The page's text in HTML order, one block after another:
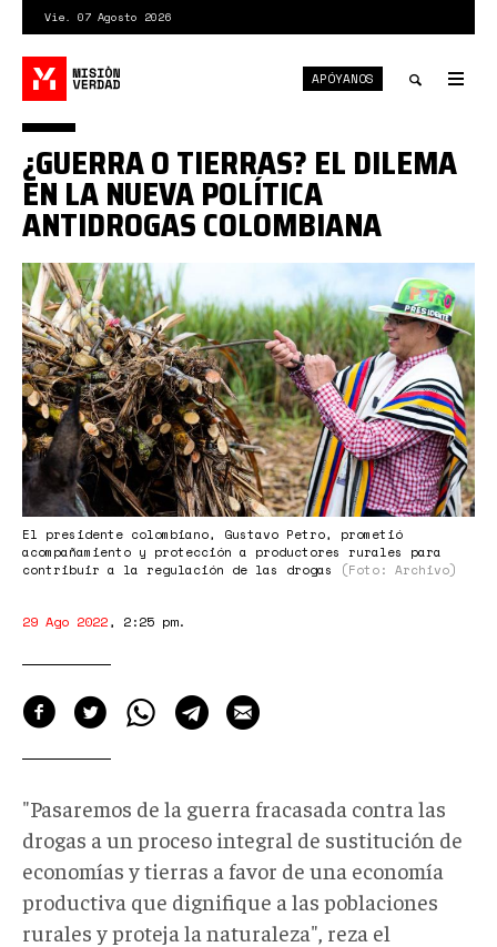
contenido
principal
Vie. 07 Agosto 2026
search
APÓYANOS
guerratierra000.jpg
El presidente colombiano, Gustavo Petro, prometió
acompañamiento y protección a productores rurales para
contribuir a la regulación de las drogas
(Foto: Archivo)
¿GUERRA O TIERRAS? EL DILEMA
EN LA NUEVA POLÍTICA
ANTIDROGAS COLOMBIANA
29 Ago 2022, 2:25 pm.
"Pasaremos de la guerra fracasada contra las
drogas a un proceso integral de sustitución de
economías y tierras a favor de una economía
productiva que dignifique a las poblaciones
rurales y proteja la naturaleza", reza el